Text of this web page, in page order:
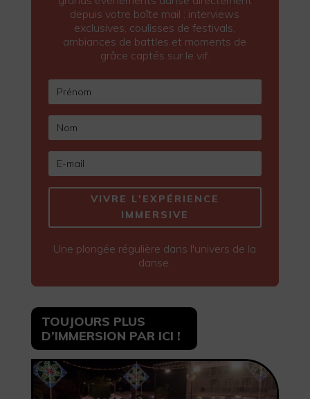
depuis votre boîte mail : interviews
exclusives, coulisses de festivals,
ambiances de battles et moments de
grâce captés sur le vif.
VIVRE L'EXPÉRIENCE
IMMERSIVE
Une plongée régulière dans l'univers de la
danse.
TOUJOURS PLUS
D’IMMERSION PAR ICI !